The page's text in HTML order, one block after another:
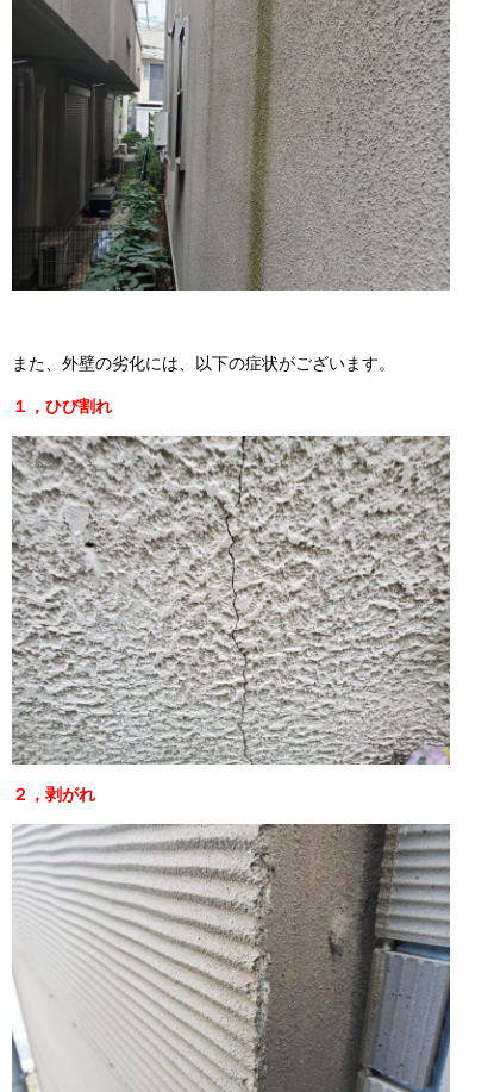
また、外壁の劣化には、以下の症状がございます。
１，ひび割れ
２，剥がれ